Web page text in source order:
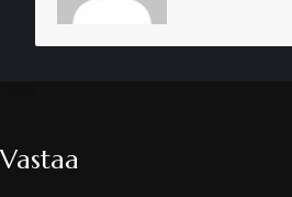
Vastaa